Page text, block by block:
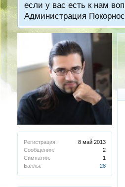
если у вас есть к нам
Администрация
Регистрация:
8 май 2013
Сообщения:
2
Симпатии:
1
Баллы:
28